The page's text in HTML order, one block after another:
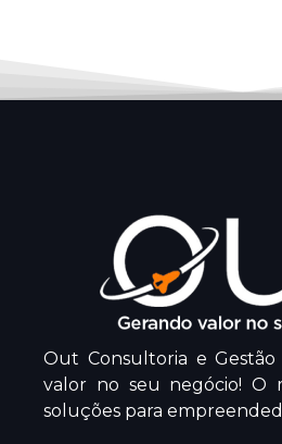
Out Consultoria e Gestão
valor no seu negócio! O
soluções para